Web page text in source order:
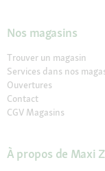
Nos magasins
Trouver un magasin
Services dans nos
Ouvertures
Contact
CGV Magasins
À propos de Maxi